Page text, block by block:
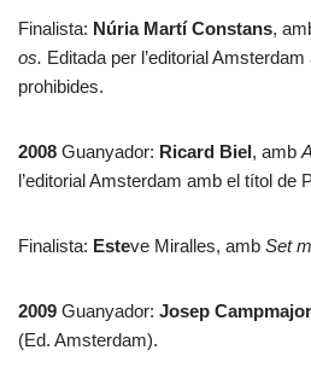
Finalista: Núria Martí Constans,
os. Editada per l’editorial
prohibides.
2008 Guanyador: Ricard Biel, amb
l’editorial Amsterdam amb el títol de
Finalista: Esteve Miralles, amb Set
2009 Guanyador: Josep Campmajor
(Ed. Amsterdam).